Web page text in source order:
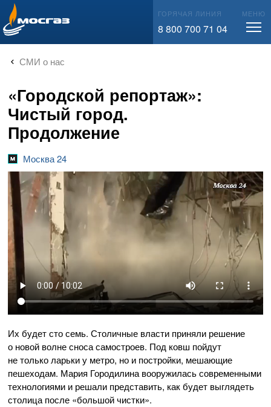
info@mos-gaz.ru ГОРЯЧАЯ ЛИНИЯ
8 800 700 71 04
МЕНЮ
СМИ о нас
«Городской репортаж»:
Чистый город.
Продолжение
Москва 24
Их будет сто семь. Столичные власти приняли решение
о новой волне сноса самостроев. Под ковш пойдут
не только ларьки у метро, но и постройки, мешающие
пешеходам. Мария Городилина вооружилась современными
технологиями и решали представить, как будет выглядеть
столица после «большой чистки».